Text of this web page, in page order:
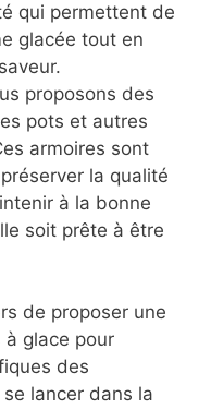
qui permettent de
glacée tout en
proposons des
pots et autres
armoires sont
la qualité
à la bonne
soit prête à être
de proposer une
glace pour
des
lancer dans la